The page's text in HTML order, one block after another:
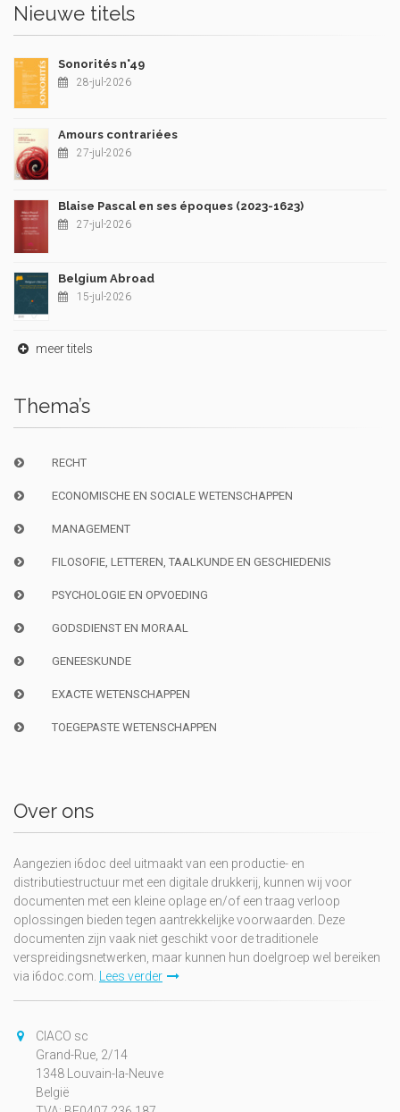
Nieuwe titels
Sonorités n°49
28-jul-2026
Amours contrariées
27-jul-2026
Blaise Pascal en ses époques (2023-1623)
27-jul-2026
Belgium Abroad
15-jul-2026
meer titels
Thema’s
RECHT
ECONOMISCHE EN SOCIALE WETENSCHAPPEN
MANAGEMENT
FILOSOFIE, LETTEREN, TAALKUNDE EN GESCHIEDENIS
PSYCHOLOGIE EN OPVOEDING
GODSDIENST EN MORAAL
GENEESKUNDE
EXACTE WETENSCHAPPEN
TOEGEPASTE WETENSCHAPPEN
Over ons
Aangezien i6doc deel uitmaakt van een productie- en
distributiestructuur met een digitale drukkerij, kunnen wij voor
documenten met een kleine oplage en/of een traag verloop
oplossingen bieden tegen aantrekkelijke voorwaarden. Deze
documenten zijn vaak niet geschikt voor de traditionele
verspreidingsnetwerken, maar kunnen hun doelgroep wel bereiken
via i6doc.com. Lees verder
CIACO sc
Grand-Rue, 2/14
1348 Louvain-la-Neuve
België